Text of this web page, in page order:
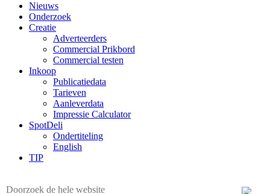
Nieuws
Onderzoek
Creatie
Adverteerders
Commercial Prikbord
Commercial testen
Inkoop
Publicatiedata
Tarieven
Aanleverdata
Impressie Calculator
SpotDeli
Ondertiteling
English
TIP